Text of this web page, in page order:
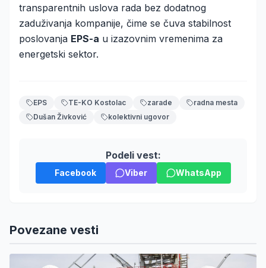
transparentnih uslova rada bez dodatnog
zaduživanja kompanije, čime se čuva stabilnost
poslovanja EPS-a u izazovnim vremenima za
energetski sektor.
EPS TE-KO Kostolac zarade
radna mesta
Dušan Živković
kolektivni ugovor
Podeli vest:
Facebook Viber WhatsApp
Povezane vesti